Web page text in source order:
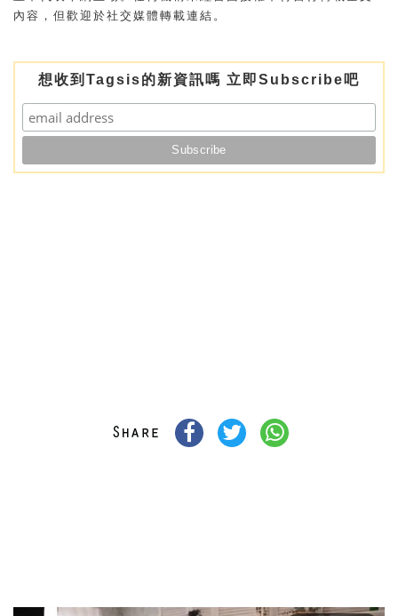
內容，但歡迎於社交媒體轉載連結。
想收到Tagsis的新資訊嗎 立即Subscribe吧